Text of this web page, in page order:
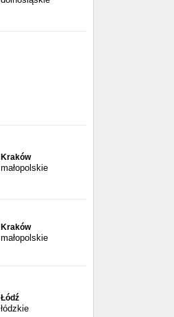
Kraków
małopolskie
Kraków
małopolskie
Łódź
łódzkie